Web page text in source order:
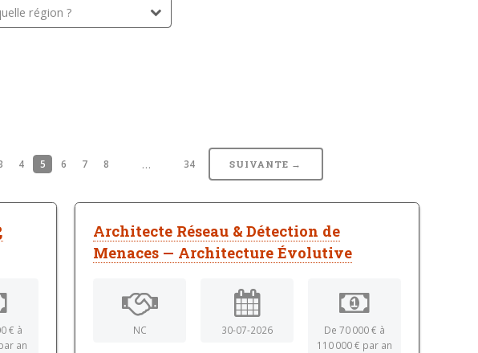
4 5 6 7 8 … 34 SUIVANTE →
€ à
an
Architecte Réseau & Détection de
Menaces — Architecture Évolutive
NC 30-07-2026
De 70 000 € à
110 000 € par an